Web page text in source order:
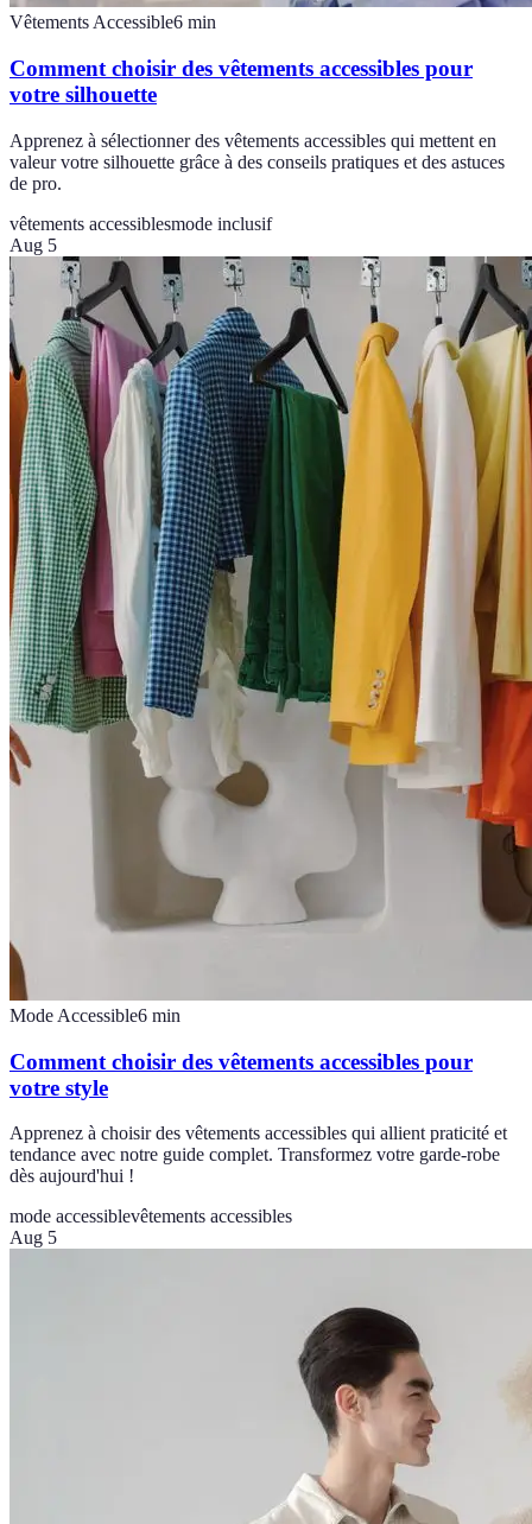
Vêtements Accessible6 min
Comment choisir des vêtements accessibles pour
votre silhouette
Apprenez à sélectionner des vêtements accessibles qui mettent en
valeur votre silhouette grâce à des conseils pratiques et des astuces
de pro.
vêtements accessiblesmode inclusif
Aug 5
Mode Accessible6 min
Comment choisir des vêtements accessibles pour
votre style
Apprenez à choisir des vêtements accessibles qui allient praticité et
tendance avec notre guide complet. Transformez votre garde-robe
dès aujourd'hui !
mode accessiblevêtements accessibles
Aug 5